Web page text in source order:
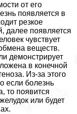
от его
появляется в
резкое
далее появляется
чувствует
веществ.
демонстрирует
в конечной
Из-за этого
если болезнь
то появится
или будет